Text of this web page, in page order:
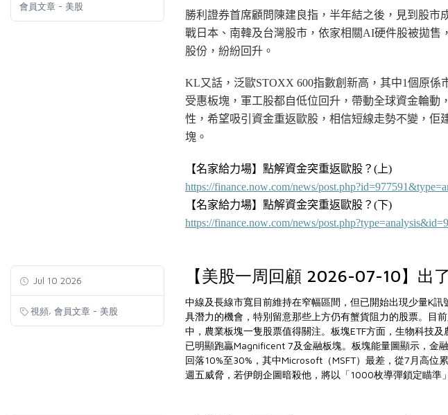
會員文章 - 美股
勝利證券首席顧問陳建良指，半年結之後，見到股
戰日本、南韓及台灣股市，依家相關AI硬件股被拋售
股份，紛紛回升。
KL又話，泛歐STOXX 600指數創新高，其中1個原
受惠板塊，軍工股都自低位回升，帶動全球資金輪
性，希望吸引資金重返歐股，相信短線走勢不變，佢
塊。
【名家給力場】點解資金突重返歐股？ (上)
https://finance.now.com/news/
【名家給力場】點解資金突重返歐股？(下)
https://finance.now.com/news/
Jul 10 2026
視頻, 會員文章 - 美股
【美股一周回顧 2026-07-10】出
中線及長線市寬目前維持在窄幅區間，但已開始出現少量K
具潛力的機會，特別留意那些上方仍有蟹貨阻力的股票。目
中，農業板塊一隻股票值得關注。板塊ETF方面，生物科技及
已明顯跑贏Magnificent 7及金融板塊。板塊能量圖顯示，金
回落10%至30%，其中Microsoft（MSFT）最差，從7月高位
週五威脅，若伊朗企圖暗殺他，將以「1000枚導彈鎖定瞄準